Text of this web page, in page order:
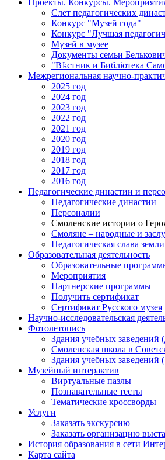
Проекты. Конкурсы.
Cлет педагогических
Конкурс "Музей года"
Конкурс "Лучшая
Музей в музее
Документы семьи
"Вѣстник и Библiотека
Межрегиональная научно-
2025 год
2024 год
2023 год
2022 год
2021 год
2020 год
2019 год
2018 год
2017 год
2016 год
Педагогические династии и
Педагогические династии
Персоналии
Смоленские истории о
Смоляне – народные и
Педагогическая слава
Образовательная деятельность
Образовательные
Мероприятия
Партнерские программы
Получить сертификат
Сертификат Русского музея
Научно-исследовательская
Фотолетопись
Здания учебных заведений
Смоленская школа в
Здания учебных заведений
Музейный интерактив
Виртуальные пазлы
Познавательные тесты
Тематические кроссворды
Услуги
Заказать экскурсию
Заказать организацию
История образования в сети
Карта сайта